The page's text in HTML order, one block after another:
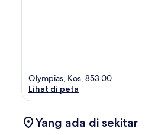
Olympias, Kos, 853 00
Lihat di peta
Yang ada di sekitar